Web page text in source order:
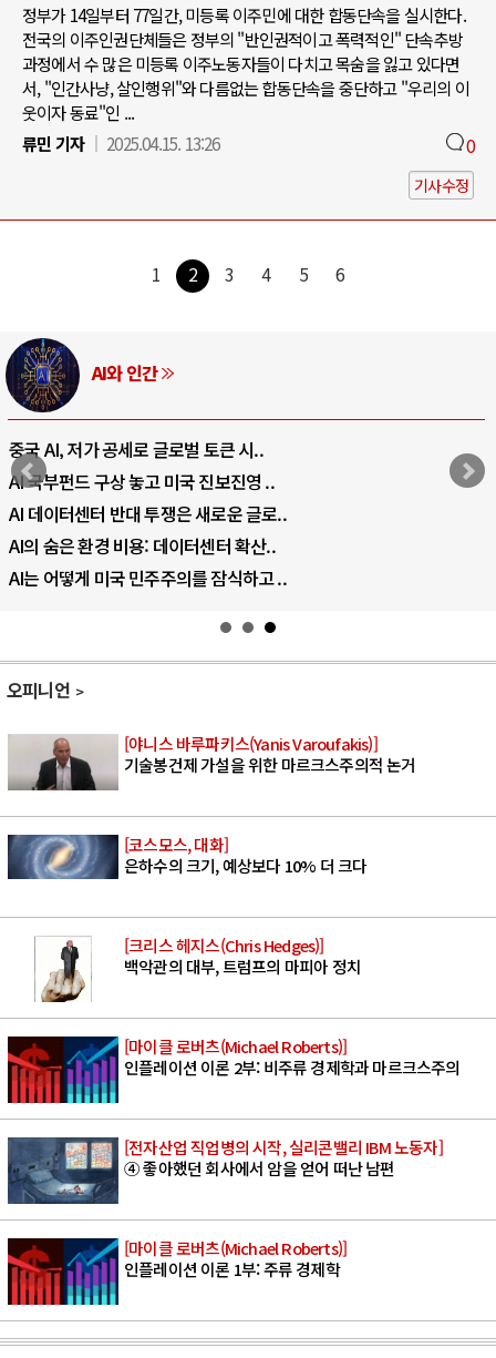
정부가 14일부터 77일간, 미등록 이주민에 대한 합동단속을 실시한다.
전국의 이주인권단체들은 정부의 "반인권적이고 폭력적인" 단속추방
과정에서 수 많은 미등록 이주노동자들이 다치고 목숨을 잃고 있다면
서, "인간사냥, 살인행위"와 다름없는 합동단속을 중단하고 "우리의 이
웃이자 동료"인 ...
류민 기자
2025.04.15. 13:26 0
기사수정
1 2 3 4 5 6
AI와 인간
중국 AI, 저가 공세로 글로벌 토큰 시..
AI 국부펀드 구상 놓고 미국 진보진영 ..
AI 데이터센터 반대 투쟁은 새로운 글로..
AI의 숨은 환경 비용: 데이터센터 확산..
AI는 어떻게 미국 민주주의를 잠식하고 ..
오피니언
[야니스 바루파키스(Yanis Varoufakis)]
기술봉건제 가설을 위한 마르크스주의적 논거
[코스모스, 대화]
은하수의 크기, 예상보다 10% 더 크다
[크리스 헤지스(Chris Hedges)]
백악관의 대부, 트럼프의 마피아 정치
[마이클 로버츠(Michael Roberts)]
인플레이션 이론 2부: 비주류 경제학과 마르크스주의
[전자산업 직업병의 시작, 실리콘밸리 IBM 노동자]
④ 좋아했던 회사에서 암을 얻어 떠난 남편
[마이클 로버츠(Michael Roberts)]
인플레이션 이론 1부: 주류 경제학